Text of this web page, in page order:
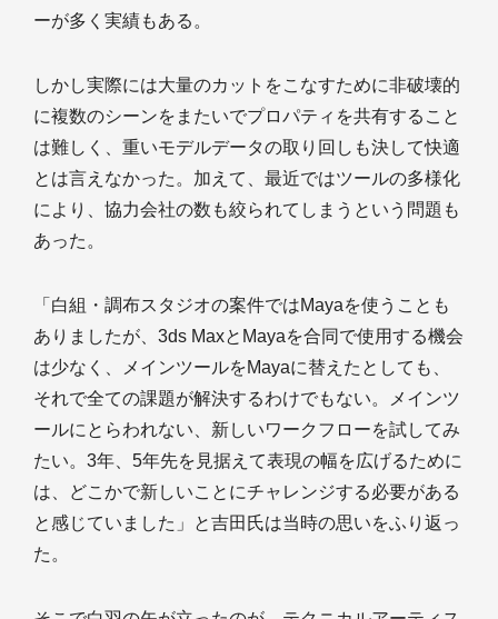
ーが多く実績もある。
しかし実際には大量のカットをこなすために非破壊的
に複数のシーンをまたいでプロパティを共有すること
は難しく、重いモデルデータの取り回しも決して快適
とは言えなかった。加えて、最近ではツールの多様化
により、協力会社の数も絞られてしまうという問題も
あった。
「白組・調布スタジオの案件ではMayaを使うことも
ありましたが、3ds MaxとMayaを合同で使用する機会
は少なく、メインツールをMayaに替えたとしても、
それで全ての課題が解決するわけでもない。メインツ
ールにとらわれない、新しいワークフローを試してみ
たい。3年、5年先を見据えて表現の幅を広げるために
は、どこかで新しいことにチャレンジする必要がある
と感じていました」と吉田氏は当時の思いをふり返っ
た。